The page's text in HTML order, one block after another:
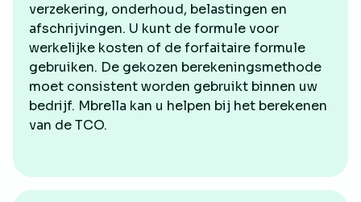
verzekering, onderhoud, belastingen en
afschrijvingen. U kunt de formule voor
werkelijke kosten of de forfaitaire formule
gebruiken. De gekozen berekeningsmethode
moet consistent worden gebruikt binnen uw
bedrijf. Mbrella kan u helpen bij het berekenen
van de TCO.